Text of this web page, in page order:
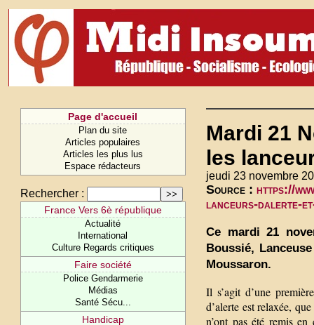
Page d'accueil
Plan du site
Articles populaires
Articles les plus lus
Espace rédacteurs
Rechercher :
France Vers 6è république
Actualité
International
Culture Regards critiques
Faire société
Police Gendarmerie
Médias
Santé Sécu...
Handicap
Mardi 21
les
jeudi 23 novembre
Source : https://
lanceurs-dalerte-
Ce mardi 21
Boussié,
Moussaron.
Il s’agit d’une
d’alerte est relaxée,
n’ont pas été remis